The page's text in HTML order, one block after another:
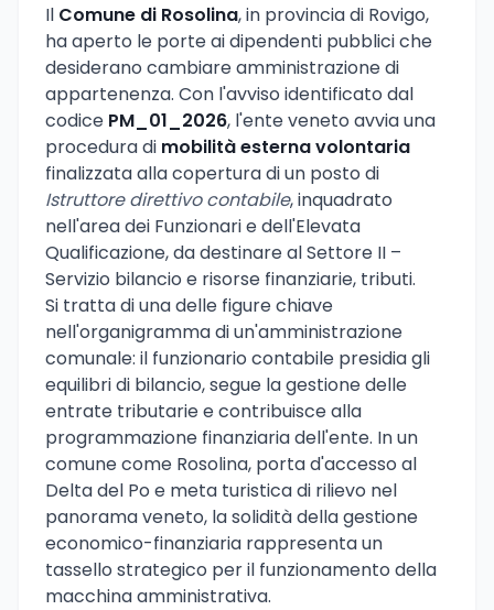
Il Comune di Rosolina, in provincia di Rovigo,
ha aperto le porte ai dipendenti pubblici che
desiderano cambiare amministrazione di
appartenenza. Con l'avviso identificato dal
codice PM_01_2026, l'ente veneto avvia una
procedura di mobilità esterna volontaria
finalizzata alla copertura di un posto di
Istruttore direttivo contabile, inquadrato
nell'area dei Funzionari e dell'Elevata
Qualificazione, da destinare al Settore II –
Servizio bilancio e risorse finanziarie, tributi.
Si tratta di una delle figure chiave
nell'organigramma di un'amministrazione
comunale: il funzionario contabile presidia gli
equilibri di bilancio, segue la gestione delle
entrate tributarie e contribuisce alla
programmazione finanziaria dell'ente. In un
comune come Rosolina, porta d'accesso al
Delta del Po e meta turistica di rilievo nel
panorama veneto, la solidità della gestione
economico-finanziaria rappresenta un
tassello strategico per il funzionamento della
macchina amministrativa.